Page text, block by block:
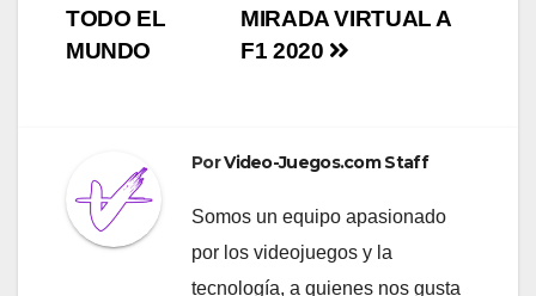
MIRADA VIRTUAL A
F1 2020
TODO EL
MUNDO
PorVideo-Juegos.com Staff
Somos un equipo apasionado
por los videojuegos y la
tecnología, a quienes nos gusta